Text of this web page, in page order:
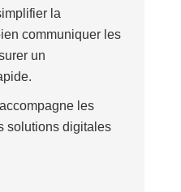
la
communiquer les
un
les
solutions digitales